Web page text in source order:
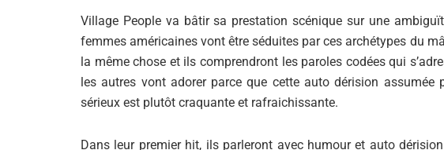
Village People va bâtir sa prestation scénique sur une
femmes américaines vont être séduites par ces archétypes du
la même chose et ils comprendront les paroles codées qui
les autres vont adorer parce que cette auto dérision assumée
sérieux est plutôt craquante et rafraichissante.
Dans leur premier hit, ils parleront avec humour et auto